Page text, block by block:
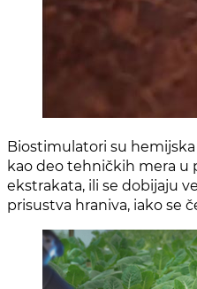
Biostimulatori su
kao deo tehničkih mera u
ekstrakata, ili se dobijaju
prisustva hraniva, iako se